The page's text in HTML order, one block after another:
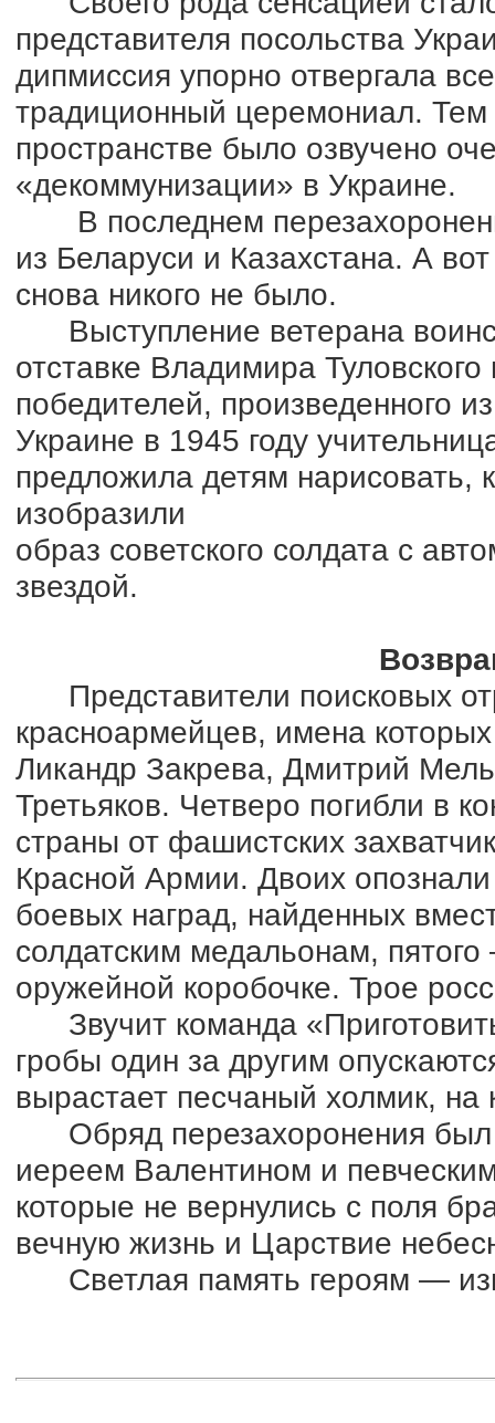
представителя посольства
дипмиссия упорно отвергала
традиционный церемониал.
пространстве было озвучено
«декоммунизации» в Украине.
В последнем
из Беларуси и Казахстана. А
снова никого не было.
Выступление ветерана
отставке Владимира
победителей, произведенного
Украине в 1945 году
предложила детям нарисовать,
изобразили
образ советского солдата с
звездой.
Представители поисковых
красноармейцев, имена
Ликандр Закрева, Дмитрий
Третьяков. Четверо погибли в
страны от фашистских
Красной Армии. Двоих
боевых наград, найденных
солдатским медальонам,
оружейной коробочке. Трое
Звучит команда
гробы один за другим
вырастает песчаный холмик, на
Обряд перезахоронения был
иереем Валентином и
которые не вернулись с поля
вечную жизнь и Царствие
Светлая память героям —